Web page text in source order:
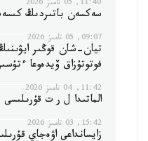
11:40, 05 تامىز 2026
سەكسەن باتىردىڭ
09:07, 05 تامىز 2026
تيان-شان قوڭىر
فوتوتۇزاق ۆيدەوعا
11:42, 04 تامىز 2026
الماتىدا ل ر ت
15:42, 03 تامىز 2026
زايسانداعى اۋەجاي